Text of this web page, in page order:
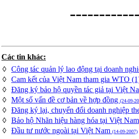
Các tin khác:
◊ Công tác quản lý lao động tại doanh
◊ Cam kết của Việt Nam tham gia WTO
◊ Đăng ký bảo hộ quyền tác giả tại Việt
◊ Một số vấn đề cơ bản về hợp đồng (24-09-
◊ Đăng ký lại, chuyển đổi doanh nghiệp
◊ Bảo hộ Nhãn hiệu hàng hóa tại Việt
◊ Đầu tư nước ngoài tại Việt Nam (14-09-2007)